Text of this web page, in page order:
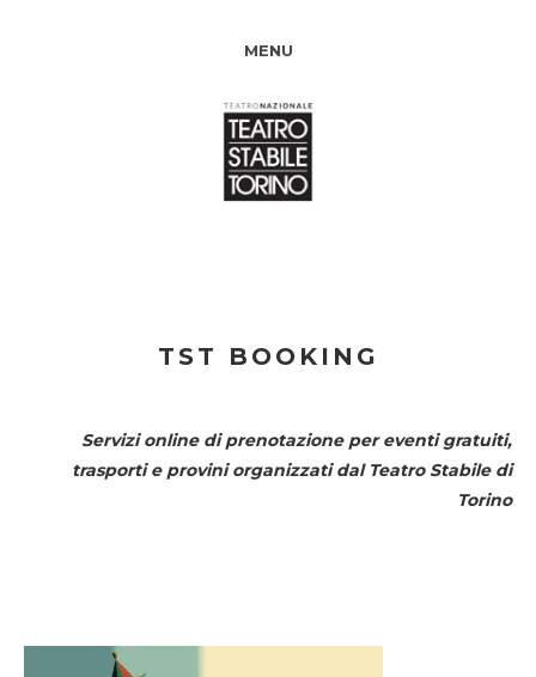
MENU
TST BOOKING
Servizi online di prenotazione per eventi gratuiti,
trasporti e provini organizzati dal Teatro Stabile di
Torino